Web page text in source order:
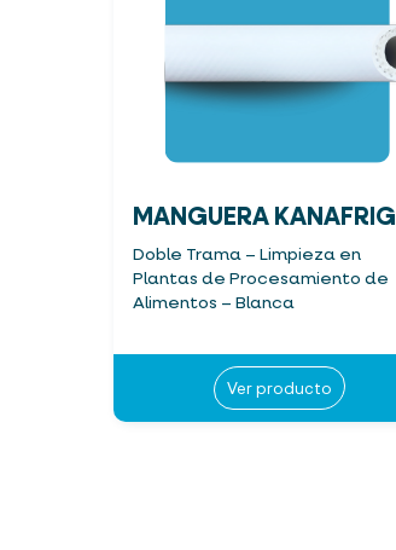
MANGUERA KANAFRIG
Doble Trama – Limpieza en
Plantas de Procesamiento de
Alimentos – Blanca
Ver producto